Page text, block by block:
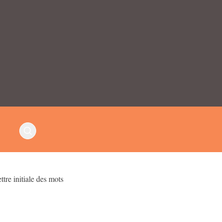
initiale des mots